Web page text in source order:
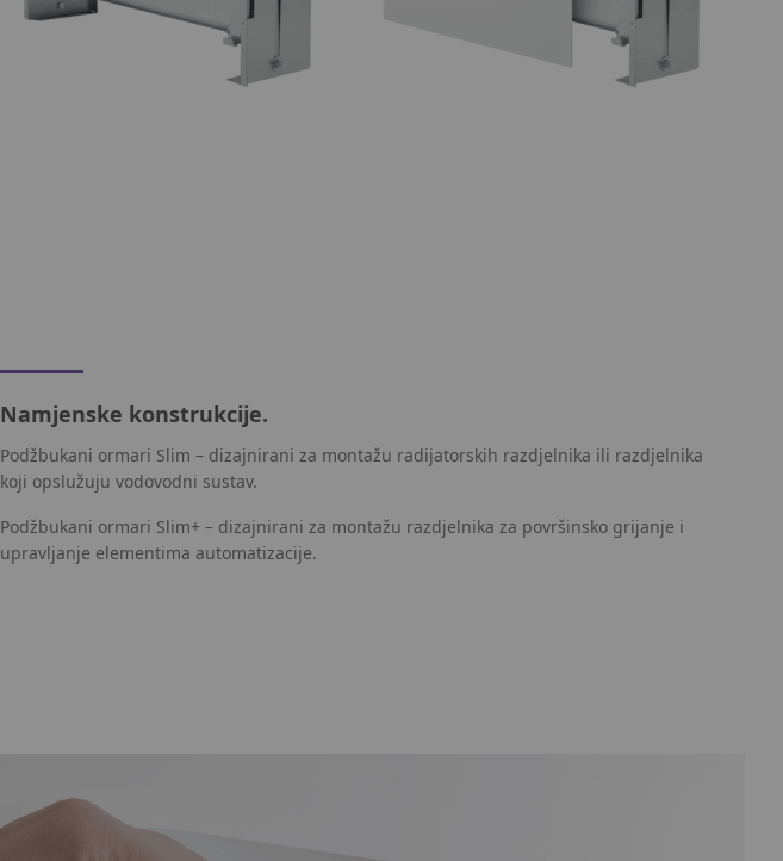
Namjenske konstrukcije.
Podžbukani ormari Slim – dizajnirani za montažu radijatorskih razdjelnika ili razdjelnika
koji opslužuju vodovodni sustav.
Podžbukani ormari Slim+ – dizajnirani za montažu razdjelnika za površinsko grijanje i
upravljanje elementima automatizacije.